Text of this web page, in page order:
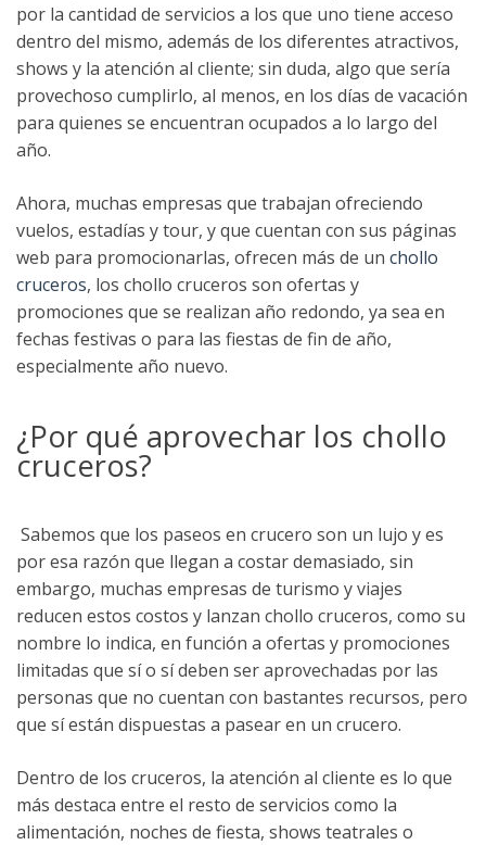
por la cantidad de servicios a los que uno tiene acceso
dentro del mismo, además de los diferentes atractivos,
shows y la atención al cliente; sin duda, algo que sería
provechoso cumplirlo, al menos, en los días de vacación
para quienes se encuentran ocupados a lo largo del
año.
Ahora, muchas empresas que trabajan ofreciendo
vuelos, estadías y tour, y que cuentan con sus páginas
web para promocionarlas, ofrecen más de un chollo
cruceros, los chollo cruceros son ofertas y
promociones que se realizan año redondo, ya sea en
fechas festivas o para las fiestas de fin de año,
especialmente año nuevo.
¿Por qué aprovechar los chollo
cruceros?
Sabemos que los paseos en crucero son un lujo y es
por esa razón que llegan a costar demasiado, sin
embargo, muchas empresas de turismo y viajes
reducen estos costos y lanzan chollo cruceros, como su
nombre lo indica, en función a ofertas y promociones
limitadas que sí o sí deben ser aprovechadas por las
personas que no cuentan con bastantes recursos, pero
que sí están dispuestas a pasear en un crucero.
Dentro de los cruceros, la atención al cliente es lo que
más destaca entre el resto de servicios como la
alimentación, noches de fiesta, shows teatrales o